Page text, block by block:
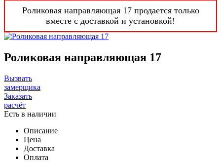
Роликовая направляющая 17 продается только
вместе с доставкой и установкой!
Роликовая направляющая 17
Вызвать
замерщика
Заказать
расчёт
Есть в наличии
Описание
Цена
Доставка
Оплата